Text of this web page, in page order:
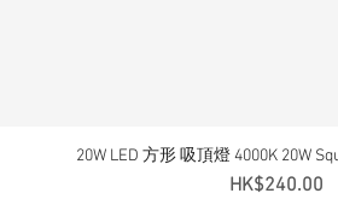
快速瀏覽
20W LED 方形 吸頂燈 4000K 20W
價格
HK$240.00